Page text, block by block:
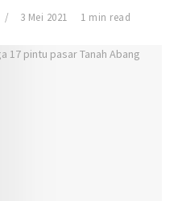
3 Mei 2021 1 min read